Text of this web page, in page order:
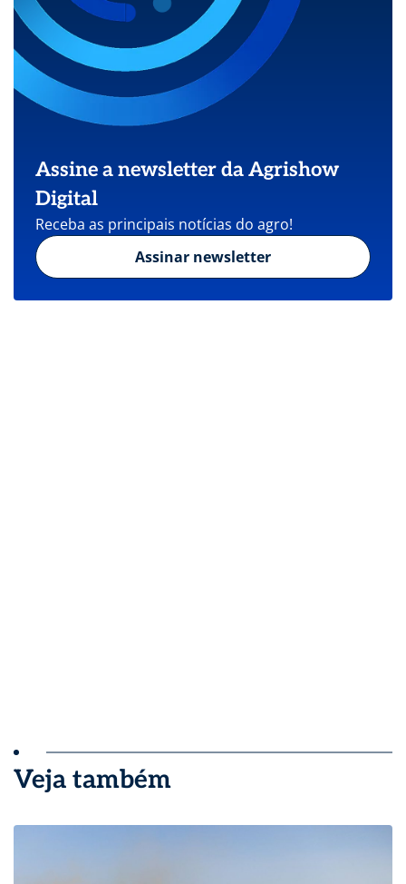
Assine a newsletter da Agrishow
Digital
Receba as principais notícias do agro!
Assinar newsletter
Veja também